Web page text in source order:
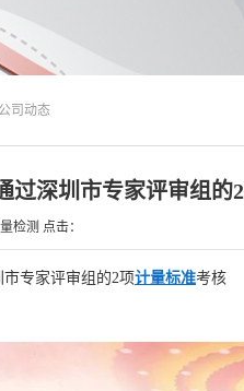
公司动态
过深圳市专家评审组的
检测 点击：
专家评审组的2项计量标准考核